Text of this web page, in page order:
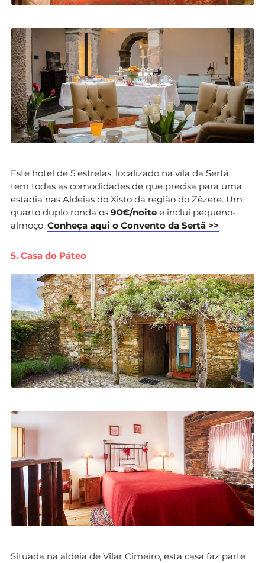
Este hotel de 5 estrelas, localizado na vila da Sertã,
tem todas as comodidades de que precisa para uma
estadia nas Aldeias do Xisto da região do Zêzere. Um
quarto duplo ronda os 90€/noite e inclui pequeno-
almoço. Conheça aqui o Convento da Sertã >>
5. Casa do Páteo
Situada na aldeia de Vilar Cimeiro, esta casa faz parte